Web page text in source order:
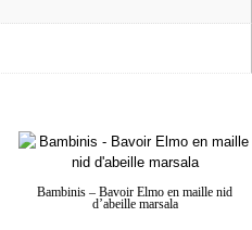
Bambinis – Bavoir Elmo en maille nid
d’abeille marsala